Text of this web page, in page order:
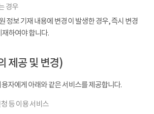
경우
정보 기재 내용에 변경 이 발생한 경우, 즉시 변경
하여야 합니다.
제공 및 변경)
자에게 아래와 같은 서비스를 제공합니다.
등 이용 서비스